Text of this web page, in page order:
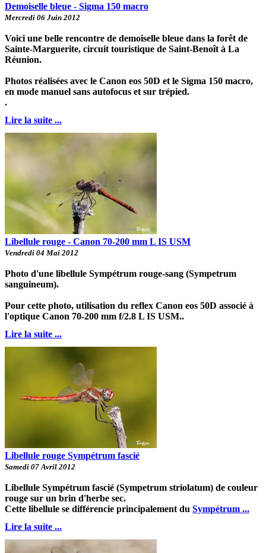
Demoiselle bleue - Sigma 150 macro
Mercredi 06 Juin 2012
Voici une belle rencontre de demoiselle bleue dans la forêt de
Sainte-Marguerite, circuit touristique de Saint-Benoît à La
Réunion.
Photos réalisées avec le Canon eos 50D et le Sigma 150 macro,
en mode manuel sans autofocus et sur trépied.
.
Lire la suite ...
Libellule rouge - Canon 70-200 mm L IS USM
Vendredi 04 Mai 2012
Photo d'une libellule Sympétrum rouge-sang (Sympetrum
sanguineum).
Pour cette photo, utilisation du reflex Canon eos 50D associé à
l'optique Canon 70-200 mm f/2.8 L IS USM..
Lire la suite ...
Libellule rouge Sympétrum fascié
Samedi 07 Avril 2012
Libellule Sympétrum fascié (Sympetrum striolatum) de couleur
rouge sur un brin d'herbe sec.
Cette libellule se différencie principalement du Sympétrum ...
Lire la suite ...